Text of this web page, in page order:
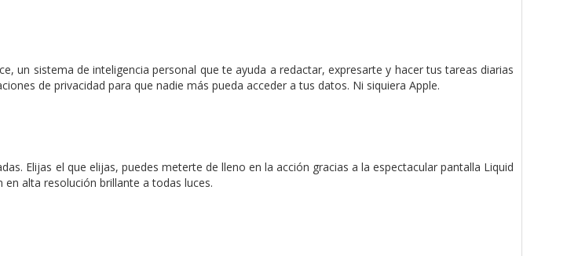
un sistema de inteligencia personal que te ayuda a redactar, expresarte y hacer tus tareas diarias
de privacidad para que nadie más pueda acceder a tus datos. Ni siquiera Apple.
Elijas el que elijas, puedes meterte de lleno en la acción gracias a la espectacular pantalla Liquid
alta resolución brillante a todas luces.